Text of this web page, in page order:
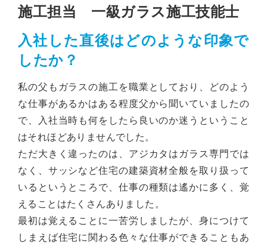
施工担当 一級ガラス施工技能士
入社した直後はどのような印象で
したか？
私の父もガラスの施工を職業としており、どのよう
な仕事があるかはある程度父から聞いていましたの
で、入社当時も何をしたら良いのか迷うということ
はそれほどありませんでした。
ただ大きく違ったのは、アジカタはガラス専門では
なく、サッシなど住宅の建築資材全般を取り扱って
いるというところで、仕事の種類は遙かに多く、覚
えることはたくさんありました。
最初は覚えることに一苦労しましたが、身につけて
しまえば住宅に関わる色々な仕事ができることもあ